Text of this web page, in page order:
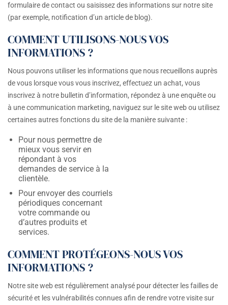
formulaire de contact ou saisissez des informations sur notre site
(par exemple, notification d’un article de blog).
COMMENT UTILISONS-NOUS VOS
INFORMATIONS ?
Nous pouvons utiliser les informations que nous recueillons auprès
de vous lorsque vous vous inscrivez, effectuez un achat, vous
inscrivez à notre bulletin d’information, répondez à une enquête ou
à une communication marketing, naviguez sur le site web ou utilisez
certaines autres fonctions du site de la manière suivante :
Pour nous permettre de
mieux vous servir en
répondant à vos
demandes de service à la
clientèle.
Pour envoyer des courriels
périodiques concernant
votre commande ou
d’autres produits et
services.
COMMENT PROTÉGEONS-NOUS VOS
INFORMATIONS ?
Notre site web est régulièrement analysé pour détecter les failles de
sécurité et les vulnérabilités connues afin de rendre votre visite sur